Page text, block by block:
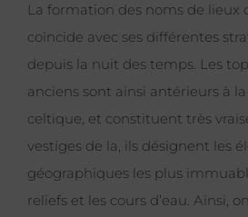
La formation des noms de lieux
coïncide avec ses différentes
depuis la nuit des temps. Les
anciens sont ainsi antérieurs à
celtique, et constituent très
vestiges de la, ils désignent les
géographiques les plus
reliefs et les cours d’eau. Ainsi,